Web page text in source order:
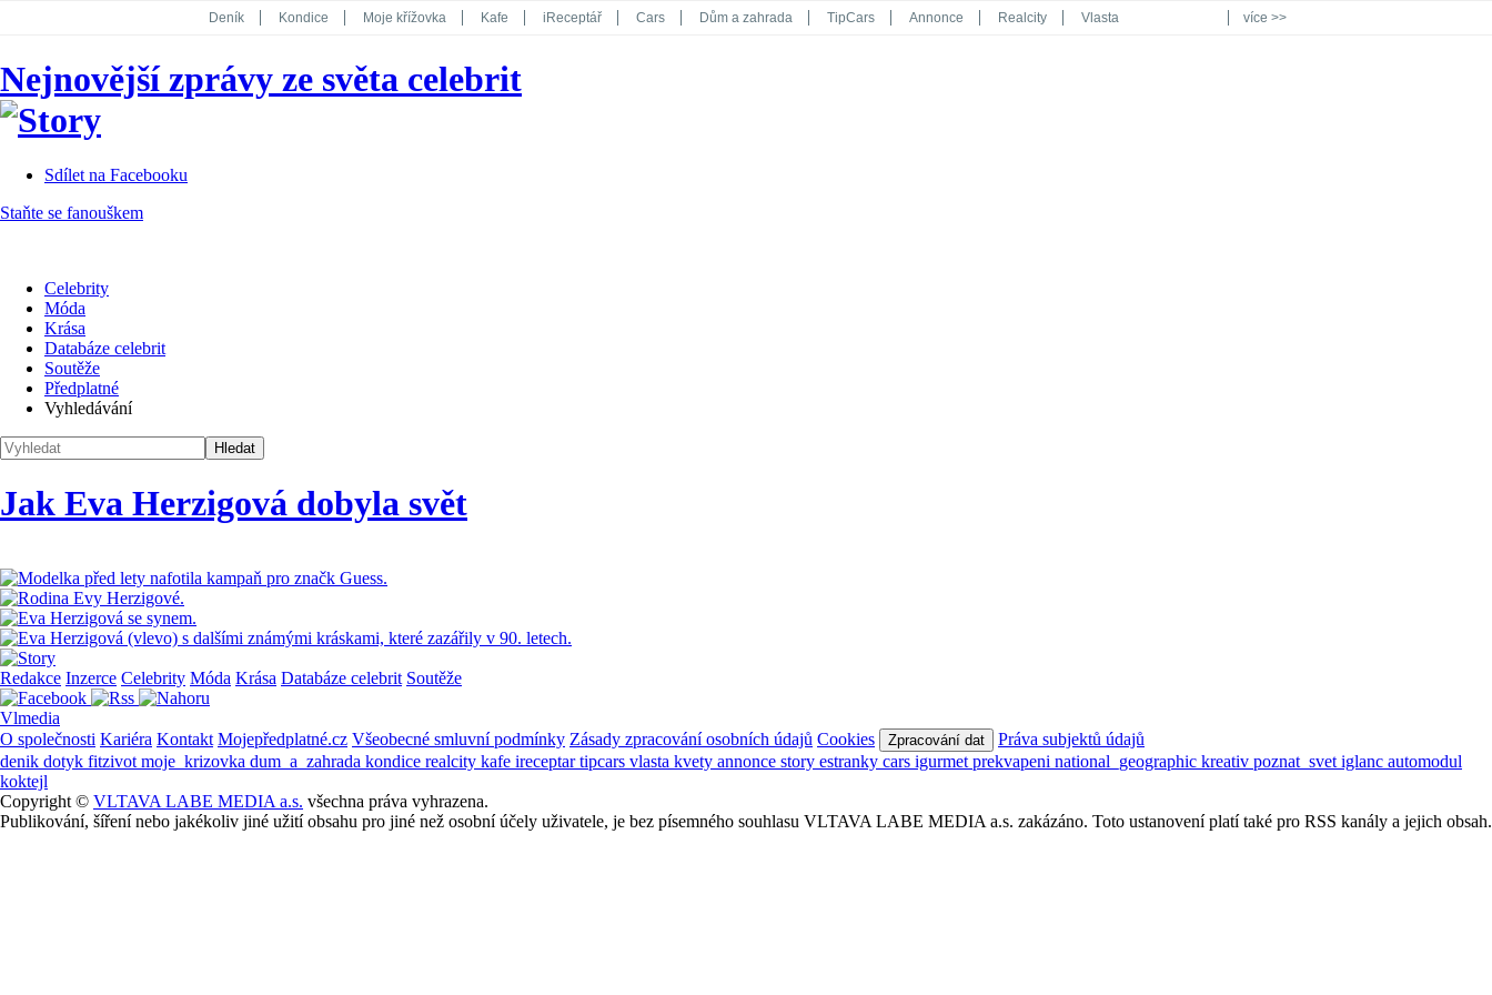
Deník Kondice Moje křížovka Kafe iReceptář Cars Dům a zahrada TipCars Annonce Realcity Vlasta
Koktejl
více >>
Nejnovější zprávy ze světa celebrit
Sdílet na Facebooku
Staňte se fanouškem
Celebrity
Móda
Krása
Databáze celebrit
Soutěže
Předplatné
Vyhledávání
Jak Eva Herzigová dobyla svět
Redakce Inzerce Celebrity Móda Krása Databáze celebrit Soutěže
Vlmedia
O společnosti Kariéra Kontakt Mojepředplatné.cz Všeobecné smluvní podmínky Zásady zpracování osobních údajů Cookies Zpracování dat
Práva subjektů údajů
denik dotyk fitzivot moje_krizovka dum_a_zahrada kondice realcity kafe ireceptartipcars vlasta kvety annonce story estranky cars igurmet prekvapeni national_geographic kreativ poznat_svet iglanc automodul
koktejl
Copyright © VLTAVA LABE MEDIA a.s. všechna práva vyhrazena.
Publikování, šíření nebo jakékoliv jiné užití obsahu pro jiné než osobní účely uživatele, je bez písemného souhlasu VLTAVA LABE MEDIA a.s. zakázáno. Toto ustanovení platí také pro RSS kanály a jejich obsah.